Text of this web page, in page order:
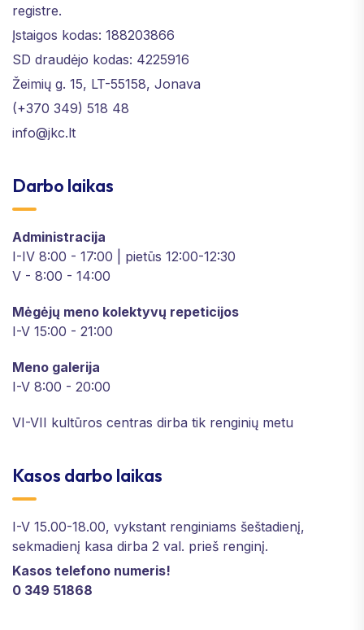
registre.
Įstaigos kodas: 188203866
SD draudėjo kodas: 4225916
Žeimių g. 15, LT-55158, Jonava
(+370 349) 518 48
info@jkc.lt
Darbo laikas
Administracija
I-IV 8:00 - 17:00 | pietūs 12:00-12:30
V - 8:00 - 14:00
Mėgėjų meno kolektyvų repeticijos
I-V 15:00 - 21:00
Meno galerija
I-V 8:00 - 20:00
VI-VII kultūros centras dirba tik renginių metu
Kasos darbo laikas
I-V 15.00-18.00, vykstant renginiams šeštadienį,
sekmadienį kasa dirba 2 val. prieš renginį.
Kasos telefono numeris!
0 349 51868